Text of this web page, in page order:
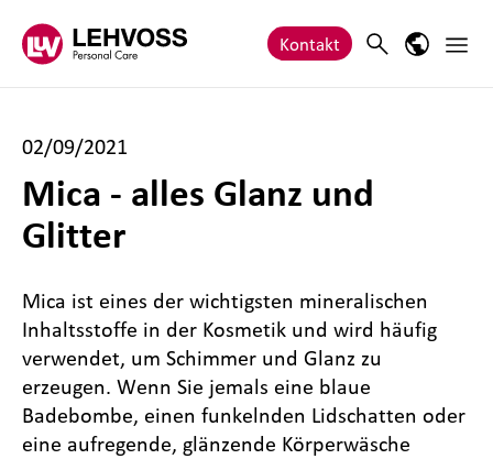
Kontakt SearchSprach-
02/09/2021
Mica - alles Glanz und
Glitter
Mica ist eines der wichtigsten mineralischen
Inhaltsstoffe in der Kosmetik und wird häufig
verwendet, um Schimmer und Glanz zu
erzeugen. Wenn Sie jemals eine blaue
Badebombe, einen funkelnden Lidschatten oder
eine aufregende, glänzende Körperwäsche